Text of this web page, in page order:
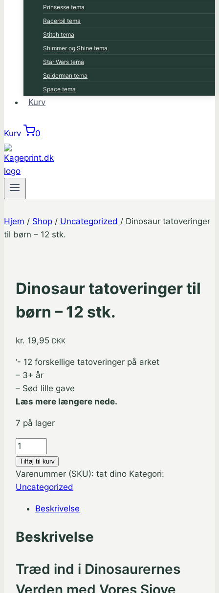
Prinsesse tema
Racerbil tema
Stitch tema
Shimmer og Shine tema
Star Wars tema
Spiderman tema
Space tema
Kurv
Kurv 0
Hjem / Shop / Uncategorized / Dinosaur tatoveringer
til børn – 12 stk.
Dinosaur tatoveringer til
børn – 12 stk.
kr. 19,95 DKK
‘- 12 forskellige tatoveringer på arket
– 3+ år
– Sød lille gave
Læs mere længere nede.
7 på lager
Dinosaur
tatoveringer
til
børn
antal
Tilføj til kurv
Varenummer (SKU): tat dino Kategori:
Uncategorized
Beskrivelse
Beskrivelse
Træd ind i Dinosaurernes
Verden med Vores Sjove